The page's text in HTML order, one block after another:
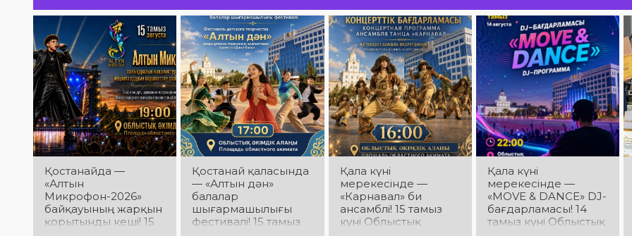
әсерге толы өнер мерекесінің
куәсі болыңыздар! Келіңіздер, жас
таланттарға бірге қолдау
көрсетейік!
Қостанайда —
«Алтын
Микрофон-2026»
байқауының жарқын
қорытынды кеші! 15
Қостанай қаласында
— «Алтын дән»
балалар
шығармашылығы
фестивалі! 15 тамыз
Қала күні
мерекесінде —
«Карнавал» би
ансамблі! 15 тамыз
күні Облыстық
Қала күні
мерекесінде —
«MOVE & DANCE» DJ-
бағдарламасы! 14
тамыз күні Облыстық